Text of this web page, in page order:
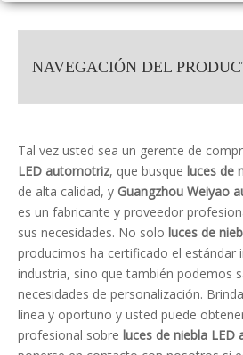
NAVEGACIÓN DEL
Tal vez usted sea un gerente de
LED automotriz, que busque luces de
de alta calidad, y Guangzhou Weiyao
es un fabricante y proveedor
sus necesidades. No solo luces de
producimos ha certificado el estándar
industria, sino que también podemos
necesidades de personalización.
línea y oportuno y usted puede
profesional sobre luces de niebla LED